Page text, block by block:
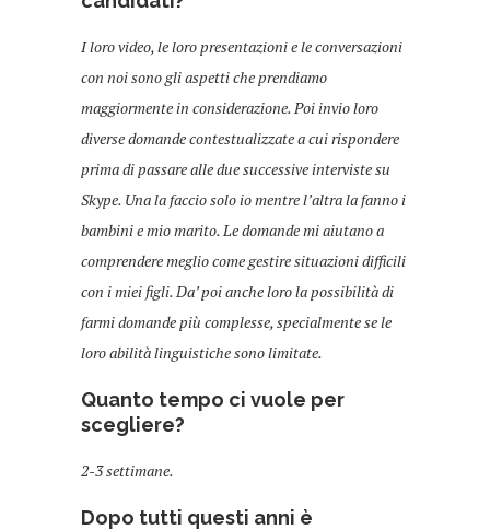
I loro video, le loro presentazioni e le conversazioni
con noi sono gli aspetti che prendiamo
maggiormente in considerazione. Poi invio loro
diverse domande contestualizzate a cui rispondere
prima di passare alle due successive interviste su
Skype. Una la faccio solo io mentre l’altra la fanno i
bambini e mio marito. Le domande mi aiutano a
comprendere meglio come gestire situazioni difficili
con i miei figli. Da’ poi anche loro la possibilità di
farmi domande più complesse, specialmente se le
loro abilità linguistiche sono limitate.
Quanto tempo ci vuole per
scegliere?
2-3 settimane.
Dopo tutti questi anni è